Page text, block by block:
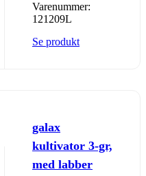
Varenummer:
121209L
Se produkt
galax
kultivator 3-gr,
med labber